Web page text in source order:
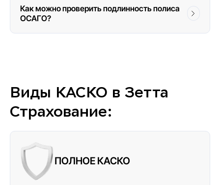
Как можно проверить подлинность полиса
ОСАГО?
Виды КАСКО в Зетта
Страхование:
ПОЛНОЕ КАСКО